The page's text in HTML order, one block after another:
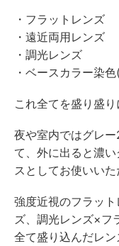
・フラットレンズ
・遠近両用レンズ
・調光レンズ
・ベースカラー染
これ全てを盛り盛
夜や室内ではグレ
て、外に出ると濃
スとしてお使いいた
強度近視のフラッ
ズ、調光レンズ×フ
全て盛り込んだレン